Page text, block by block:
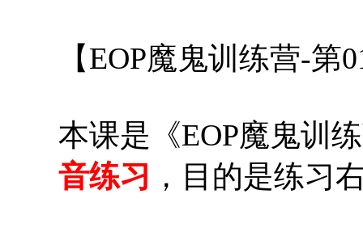
【EOP魔鬼训练营-
本课是《EOP魔鬼训
音练习 ，目的是练习